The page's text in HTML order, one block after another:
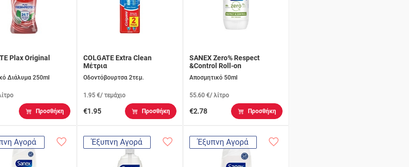
Plax Original
Διάλυμα 250ml
Προσθήκη
COLGATE Extra Clean
Μέτρια
Οδοντόβουρτσα 2τεμ.
1.95 €/ τεμάχιο
€1.95 Προσθήκη
SANEX Zero% Respect
&Control Roll-on
Αποσμητικό 50ml
55.60 €/ λίτρο
€2.78 Προσθήκη
Αγορά Έξυπνη Αγορά Έξυπνη Αγορά